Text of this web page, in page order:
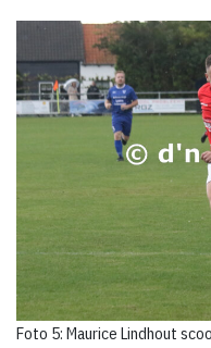
Foto 5: Maurice Lindhout